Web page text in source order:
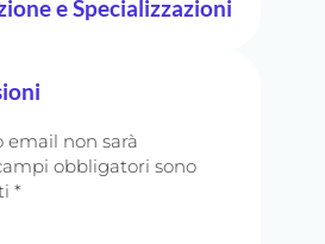
e Specializzazioni
email non sarà
obbligatori sono
*
url: https://fastcura.it/wp-includes/